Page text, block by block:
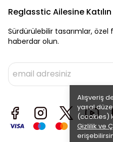
Alışveriş
yasal
(cookies)
Gizlilik ve
Reglasstic Ailesine Katılın
Sürdürülebilir tasarımlar, özel
haberdar olun.